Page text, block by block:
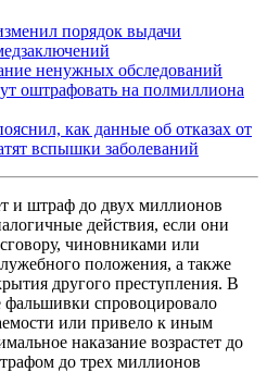
порядок выдачи
ненужных обследований
оштрафовать на полмиллиона
как данные об отказах от
вспышки заболеваний
и штраф до двух миллионов
действия, если они
чиновниками или
положения, а также
другого преступления. В
фальшивки спровоцировало
или привело к иным
наказание возрастет до
до трех миллионов